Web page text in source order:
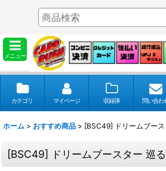
メニュー
カテゴリ マイページ 収録弾 問い合わ
ホーム > おすすめ商品 > [BSC49] ドリームブース
[BSC49] ドリームブースター 巡